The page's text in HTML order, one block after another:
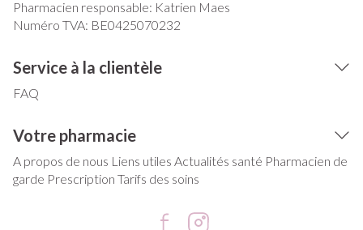
Pharmacien responsable: Katrien Maes
Numéro TVA: BE0425070232
Service à la clientèle
FAQ
Votre pharmacie
A propos de nous Liens utiles Actualités santé Pharmacien de
garde Prescription Tarifs des soins